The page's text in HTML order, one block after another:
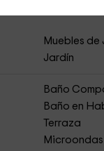
Muebles de
Jardín
Baño
Baño en
Terraza
Microondas